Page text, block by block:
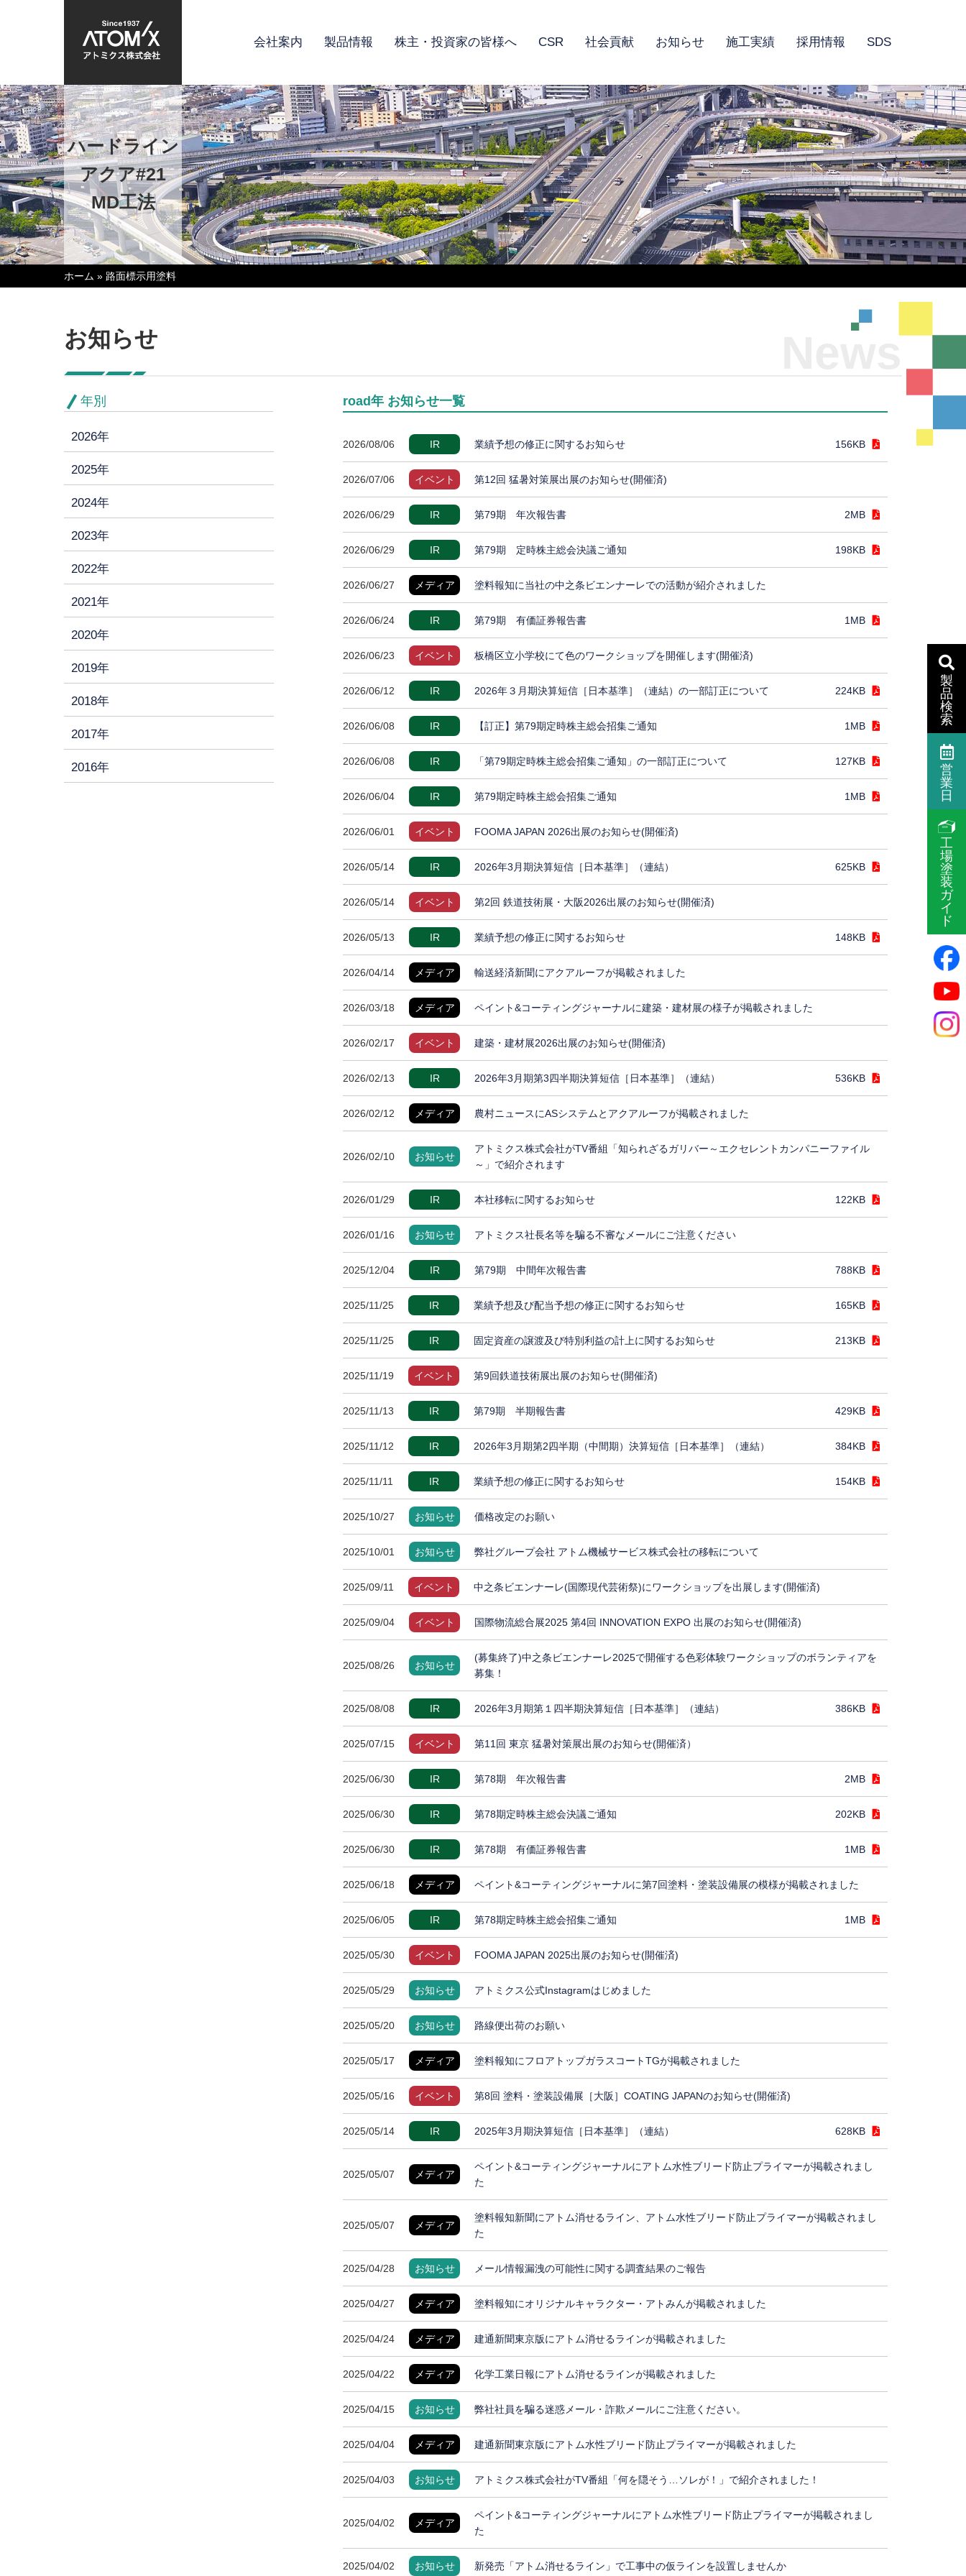
会社案内 製品情報 株主・投資家の皆様へ CSR 社会貢献 お知らせ 施工実績 採用情報 SDS
ハードライン
アクア#21
MD工法
ホーム » 路面標示用塗料
お知らせ News
年別
2026年
2025年
2024年
2023年
2022年
2021年
2020年
2019年
2018年
2017年
2016年
road年 お知らせ一覧
2026/08/06 IR 業績予想の修正に関するお知らせ 156KB
2026/07/06 イベント 第12回 猛暑対策展出展のお知らせ(開催済)
2026/06/29 IR 第79期 年次報告書 2MB
2026/06/29 IR 第79期 定時株主総会決議ご通知 198KB
2026/06/27 メディア 塗料報知に当社の中之条ビエンナーレでの活動が紹介されました
2026/06/24 IR 第79期 有価証券報告書 1MB
2026/06/23 イベント 板橋区立小学校にて色のワークショップを開催します(開催済)
2026/06/12 IR 2026年３月期決算短信［日本基準］（連結）の一部訂正について 224KB
2026/06/08 IR 【訂正】第79期定時株主総会招集ご通知 1MB
2026/06/08 IR 「第79期定時株主総会招集ご通知」の一部訂正について 127KB
2026/06/04 IR 第79期定時株主総会招集ご通知 1MB
2026/06/01 イベント FOOMA JAPAN 2026出展のお知らせ(開催済)
2026/05/14 IR 2026年3月期決算短信［日本基準］（連結） 625KB
2026/05/14 イベント 第2回 鉄道技術展・大阪2026出展のお知らせ(開催済)
2026/05/13 IR 業績予想の修正に関するお知らせ 148KB
2026/04/14 メディア 輸送経済新聞にアクアルーフが掲載されました
2026/03/18 メディア ペイント&コーティングジャーナルに建築・建材展の様子が掲載されました
2026/02/17 イベント 建築・建材展2026出展のお知らせ(開催済)
2026/02/13 IR 2026年3月期第3四半期決算短信［日本基準］（連結） 536KB
2026/02/12 メディア 農村ニュースにASシステムとアクアルーフが掲載されました
2026/02/10 お知らせ
アトミクス株式会社がTV番組「知られざるガリバー～エクセレントカンパニーファイル
～」で紹介されます
2026/01/29 IR 本社移転に関するお知らせ 122KB
2026/01/16 お知らせ アトミクス社長名等を騙る不審なメールにご注意ください
2025/12/04 IR 第79期 中間年次報告書 788KB
2025/11/25 IR 業績予想及び配当予想の修正に関するお知らせ 165KB
2025/11/25 IR 固定資産の譲渡及び特別利益の計上に関するお知らせ 213KB
2025/11/19 イベント 第9回鉄道技術展出展のお知らせ(開催済)
2025/11/13 IR 第79期 半期報告書 429KB
2025/11/12 IR 2026年3月期第2四半期（中間期）決算短信［日本基準］（連結） 384KB
2025/11/11 IR 業績予想の修正に関するお知らせ 154KB
2025/10/27 お知らせ 価格改定のお願い
2025/10/01 お知らせ 弊社グループ会社 アトム機械サービス株式会社の移転について
2025/09/11 イベント 中之条ビエンナーレ(国際現代芸術祭)にワークショップを出展します(開催済)
2025/09/04 イベント 国際物流総合展2025 第4回 INNOVATION EXPO 出展のお知らせ(開催済)
2025/08/26 お知らせ
(募集終了)中之条ビエンナーレ2025で開催する色彩体験ワークショップのボランティアを
募集！
2025/08/08 IR 2026年3月期第１四半期決算短信［日本基準］（連結） 386KB
2025/07/15 イベント 第11回 東京 猛暑対策展出展のお知らせ(開催済）
2025/06/30 IR 第78期 年次報告書 2MB
2025/06/30 IR 第78期定時株主総会決議ご通知 202KB
2025/06/30 IR 第78期 有価証券報告書 1MB
2025/06/18 メディア ペイント&コーティングジャーナルに第7回塗料・塗装設備展の模様が掲載されました
2025/06/05 IR 第78期定時株主総会招集ご通知 1MB
2025/05/30 イベント FOOMA JAPAN 2025出展のお知らせ(開催済)
2025/05/29 お知らせ アトミクス公式Instagramはじめました
2025/05/20 お知らせ 路線便出荷のお願い
2025/05/17 メディア 塗料報知にフロアトップガラスコートTGが掲載されました
2025/05/16 イベント 第8回 塗料・塗装設備展［大阪］COATING JAPANのお知らせ(開催済)
2025/05/14 IR 2025年3月期決算短信［日本基準］（連結） 628KB
2025/05/07 メディア
ペイント&コーティングジャーナルにアトム水性ブリード防止プライマーが掲載されまし
た
2025/05/07 メディア
塗料報知新聞にアトム消せるライン、アトム水性ブリード防止プライマーが掲載されまし
た
2025/04/28 お知らせ メール情報漏洩の可能性に関する調査結果のご報告
2025/04/27 メディア 塗料報知にオリジナルキャラクター・アトみんが掲載されました
2025/04/24 メディア 建通新聞東京版にアトム消せるラインが掲載されました
2025/04/22 メディア 化学工業日報にアトム消せるラインが掲載されました
2025/04/15 お知らせ 弊社社員を騙る迷惑メール・詐欺メールにご注意ください。
2025/04/04 メディア 建通新聞東京版にアトム水性ブリード防止プライマーが掲載されました
2025/04/03 お知らせ アトミクス株式会社がTV番組「何を隠そう…ソレが！」で紹介されました！
2025/04/02 メディア
ペイント&コーティングジャーナルにアトム水性ブリード防止プライマーが掲載されまし
た
2025/04/02 お知らせ 新発売「アトム消せるライン」で工事中の仮ラインを設置しませんか
製
品
検
索
営
業
日
工
場
塗
装
ガ
イ
ド